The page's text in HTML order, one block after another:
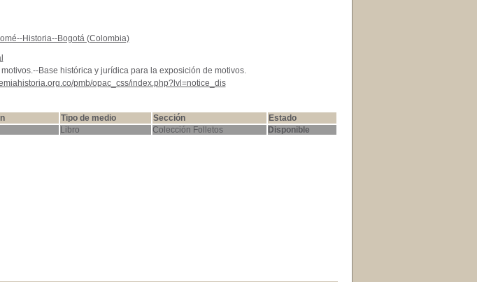
Historia--Bogotá (Colombia)
Base histórica y jurídica para la exposición de motivos.
pmb/opac_css/index.php?lvl=notice_dis
Tipo de medio Sección
Estado
Libro Colección Folletos Disponible